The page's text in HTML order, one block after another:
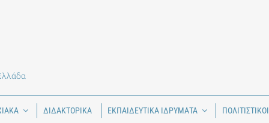
ΔΙΔΑΚΤΟΡΙΚΑ ΕΚΠΑΙΔΕΥΤΙΚΑ ΙΔΡΥΜΑΤΑ